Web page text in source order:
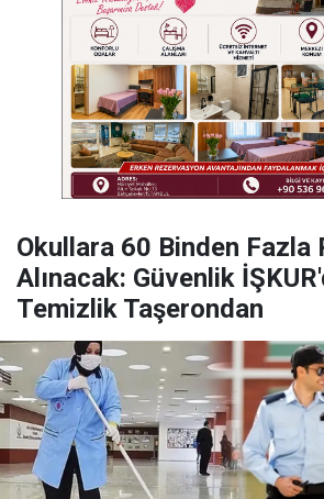
Okullara 60 Binden Fazla
Alınacak: Güvenlik
Temizlik Taşerondan